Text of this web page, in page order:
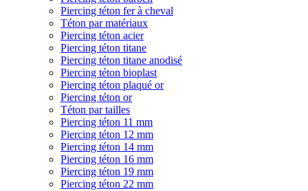
Piercing téton fer à cheval
Téton par matériaux
Piercing téton acier
Piercing téton titane
Piercing téton titane anodisé
Piercing téton bioplast
Piercing téton plaqué or
Piercing téton or
Téton par tailles
Piercing téton 11 mm
Piercing téton 12 mm
Piercing téton 14 mm
Piercing téton 16 mm
Piercing téton 19 mm
Piercing téton 22 mm